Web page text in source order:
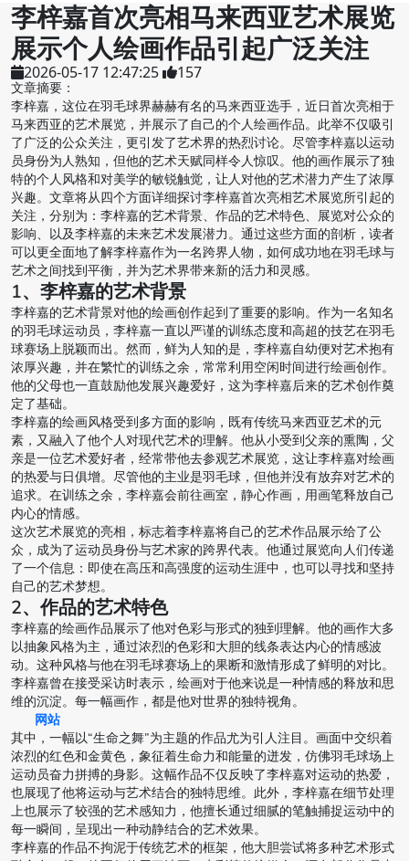
李梓嘉首次亮相马来西亚艺术展览
展示个人绘画作品引起广泛关注
2026-05-17 12:47:25 157
文章摘要：
李梓嘉，这位在羽毛球界赫赫有名的马来西亚选手，近日首次亮相于
马来西亚的艺术展览，并展示了自己的个人绘画作品。此举不仅吸引
了广泛的公众关注，更引发了艺术界的热烈讨论。尽管李梓嘉以运动
员身份为人熟知，但他的艺术天赋同样令人惊叹。他的画作展示了独
特的个人风格和对美学的敏锐触觉，让人对他的艺术潜力产生了浓厚
兴趣。文章将从四个方面详细探讨李梓嘉首次亮相艺术展览所引起的
关注，分别为：李梓嘉的艺术背景、作品的艺术特色、展览对公众的
影响、以及李梓嘉的未来艺术发展潜力。通过这些方面的剖析，读者
可以更全面地了解李梓嘉作为一名跨界人物，如何成功地在羽毛球与
艺术之间找到平衡，并为艺术界带来新的活力和灵感。
1、李梓嘉的艺术背景
李梓嘉的艺术背景对他的绘画创作起到了重要的影响。作为一名知名
的羽毛球运动员，李梓嘉一直以严谨的训练态度和高超的技艺在羽毛
球赛场上脱颖而出。然而，鲜为人知的是，李梓嘉自幼便对艺术抱有
浓厚兴趣，并在繁忙的训练之余，常常利用空闲时间进行绘画创作。
他的父母也一直鼓励他发展兴趣爱好，这为李梓嘉后来的艺术创作奠
定了基础。
李梓嘉的绘画风格受到多方面的影响，既有传统马来西亚艺术的元
素，又融入了他个人对现代艺术的理解。他从小受到父亲的熏陶，父
亲是一位艺术爱好者，经常带他去参观艺术展览，这让李梓嘉对绘画
的热爱与日俱增。尽管他的主业是羽毛球，但他并没有放弃对艺术的
追求。在训练之余，李梓嘉会前往画室，静心作画，用画笔释放自己
内心的情感。
这次艺术展览的亮相，标志着李梓嘉将自己的艺术作品展示给了公
众，成为了运动员身份与艺术家的跨界代表。他通过展览向人们传递
了一个信息：即使在高压和高强度的运动生涯中，也可以寻找和坚持
自己的艺术梦想。
2、作品的艺术特色
李梓嘉的绘画作品展示了他对色彩与形式的独到理解。他的画作大多
以抽象风格为主，通过浓烈的色彩和大胆的线条表达内心的情感波
动。这种风格与他在羽毛球赛场上的果断和激情形成了鲜明的对比。
李梓嘉曾在接受采访时表示，绘画对于他来说是一种情感的释放和思
维的沉淀。每一幅画作，都是他对世界的独特视角。
网站
其中，一幅以“生命之舞”为主题的作品尤为引人注目。画面中交织着
浓烈的红色和金黄色，象征着生命力和能量的迸发，仿佛羽毛球场上
运动员奋力拼搏的身影。这幅作品不仅反映了李梓嘉对运动的热爱，
也展现了他将运动与艺术结合的独特思维。此外，李梓嘉在细节处理
上也展示了较强的艺术感知力，他擅长通过细腻的笔触捕捉运动中的
每一瞬间，呈现出一种动静结合的艺术效果。
李梓嘉的作品不拘泥于传统艺术的框架，他大胆尝试将多种艺术形式